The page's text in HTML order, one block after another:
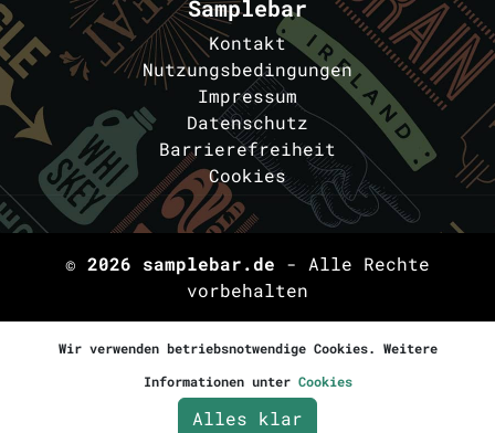
Samplebar
Kontakt
Nutzungsbedingungen
Impressum
Datenschutz
Barrierefreiheit
Cookies
© 2026 samplebar.de - Alle Rechte
vorbehalten
Wir verwenden betriebsnotwendige Cookies. Weitere
Informationen unter Cookies
Alles klar